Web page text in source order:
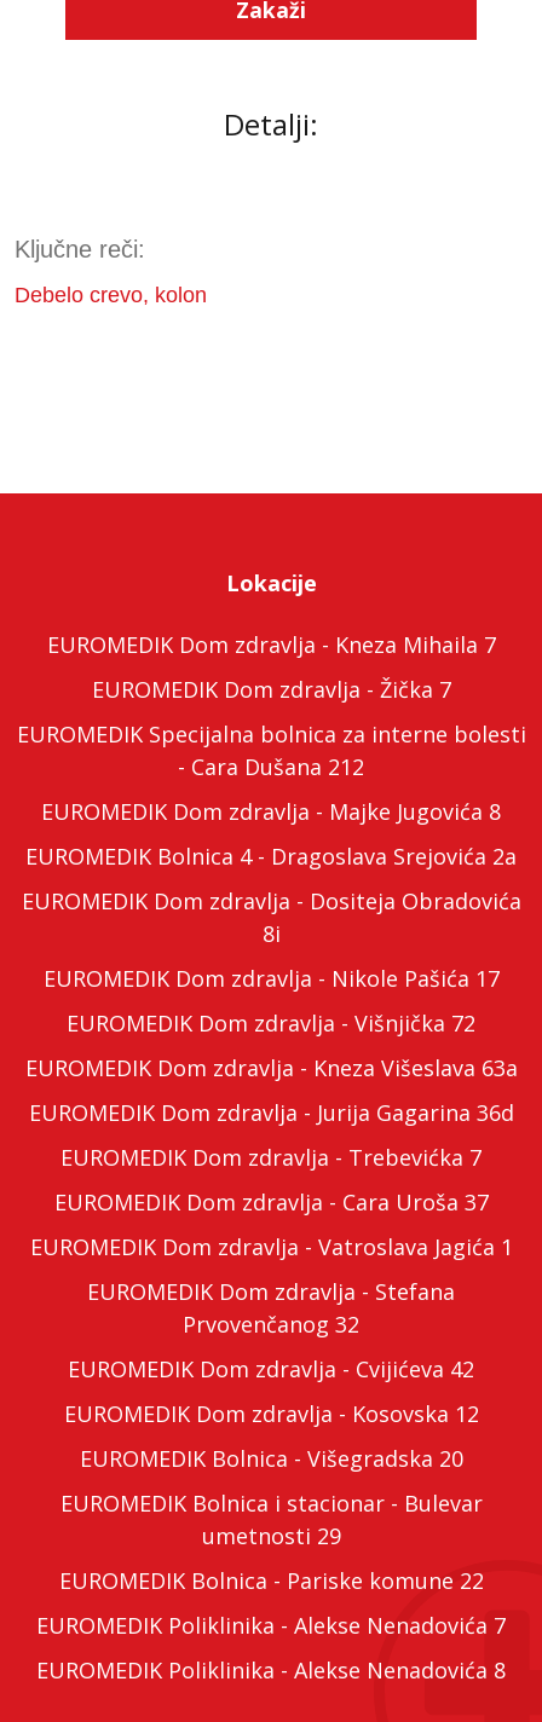
Zakaži
Detalji:
Ključne reči:
Debelo crevo, kolon
Lokacije
EUROMEDIK Dom zdravlja - Kneza Mihaila 7
EUROMEDIK Dom zdravlja - Žička 7
EUROMEDIK Specijalna bolnica za interne bolesti
- Cara Dušana 212
EUROMEDIK Dom zdravlja - Majke Jugovića 8
EUROMEDIK Bolnica 4 - Dragoslava Srejovića 2a
EUROMEDIK Dom zdravlja - Dositeja Obradovića
8i
EUROMEDIK Dom zdravlja - Nikole Pašića 17
EUROMEDIK Dom zdravlja - Višnjička 72
EUROMEDIK Dom zdravlja - Kneza Višeslava 63a
EUROMEDIK Dom zdravlja - Jurija Gagarina 36d
EUROMEDIK Dom zdravlja - Trebevićka 7
EUROMEDIK Dom zdravlja - Cara Uroša 37
EUROMEDIK Dom zdravlja - Vatroslava Jagića 1
EUROMEDIK Dom zdravlja - Stefana
Prvovenčanog 32
EUROMEDIK Dom zdravlja - Cvijićeva 42
EUROMEDIK Dom zdravlja - Kosovska 12
EUROMEDIK Bolnica - Višegradska 20
EUROMEDIK Bolnica i stacionar - Bulevar
umetnosti 29
EUROMEDIK Bolnica - Pariske komune 22
EUROMEDIK Poliklinika - Alekse Nenadovića 7
EUROMEDIK Poliklinika - Alekse Nenadovića 8